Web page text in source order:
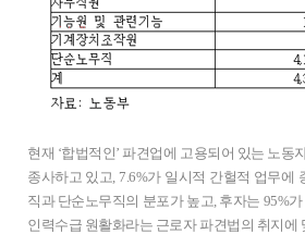
현재 ‘합법적인’ 파견업에 고용되어 있는 노
종사하고 있고, 7.6%가 일시적 간헐적 업무
직과 단순노무직의 분포가 높고, 후자는 95%
인력수급 원활화라는 근로자 파견법의 취지